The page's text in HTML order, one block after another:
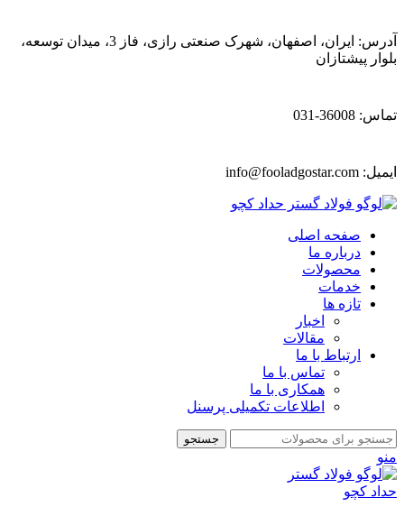
آدرس: ایران، اصفهان، شهرک صنعتی رازی، فاز 3، میدان توسعه،
بلوار پیشتازان
تماس: 36008-031
ایمیل: info@fooladgostar.com
صفحه اصلی
درباره ما
محصولات
خدمات
تازه ها
اخبار
مقالات
ارتباط با ما
تماس با ما
همکاری با ما
اطلاعات تکمیلی پرسنل
جستجو
منو